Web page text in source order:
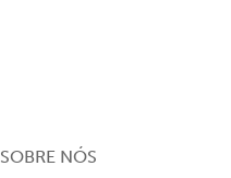
SOBRE NÓS